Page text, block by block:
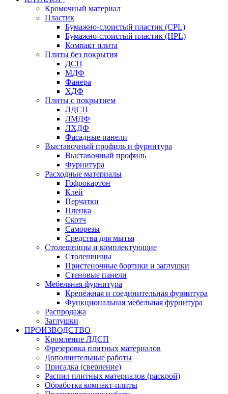
Кромочный материал
Пластик
Бумажно-слоистый пластик (CPL)
Бумажно-слоистый пластик (HPL)
Компакт плита
Плиты без покрытия
ДСП
МДФ
Фанера
ХДФ
Плиты с покрытием
ЛДСП
ЛМДФ
ЛХДФ
Фасадные панели
Выставочный профиль и фурнитура
Выставочный профиль
Фурнитура
Расходные материалы
Гофрокартон
Клей
Перчатки
Пленка
Скотч
Саморезы
Средства для мытья
Столешницы и комплектующие
Столешницы
Пристеночные бортики и заглушки
Стеновые панели
Мебельная фурнитура
Крепёжная и соединительная фурнитура
Функциональная мебельная фурнитура
Распродажа
Заглушки
ПРОИЗВОДСТВО
Кромление ЛДСП
Фрезеровка плитных материалов
Дополнительные работы
Присадка (сверление)
Распил плитных материалов (раскрой)
Обработка компакт-плиты